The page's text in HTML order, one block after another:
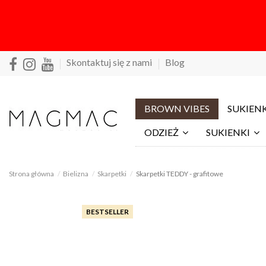
Skontaktuj się z nami Blog
BROWN VIBES
ODZIEŻ SUKIENKI
Strona główna Bielizna Skarpetki Skarpetki TEDDY - grafitowe
BESTSELLER